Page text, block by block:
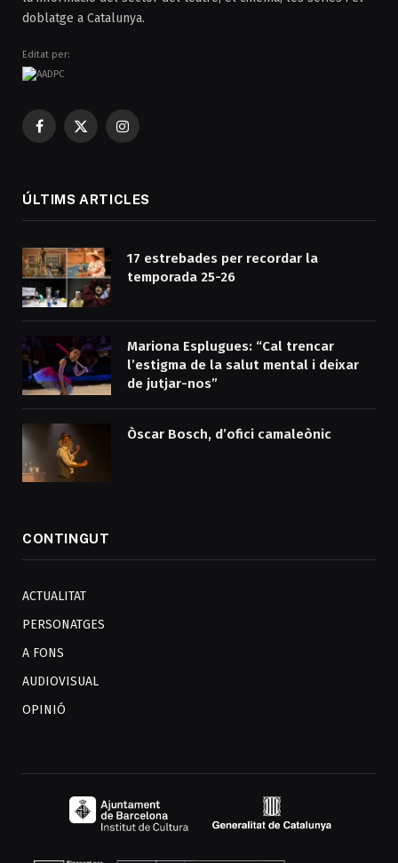
doblatge a Catalunya.
Editat per:
Facebook
X
Instagram
ÚLTIMS ARTICLES
17 estrebades per recordar la
temporada 25-26
Mariona Esplugues: “Cal trencar
l’estigma de la salut mental i deixar
de jutjar-nos”
Òscar Bosch, d’ofici camaleònic
CONTINGUT
ACTUALITAT
PERSONATGES
A FONS
AUDIOVISUAL
OPINIÓ